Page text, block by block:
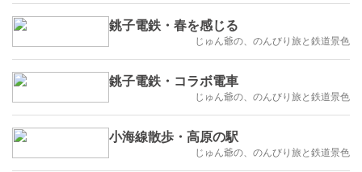
銚子電鉄・春を感じる
じゅん爺の、のんびり旅と鉄道景色
銚子電鉄・コラボ電車
じゅん爺の、のんびり旅と鉄道景色
小海線散歩・高原の駅
じゅん爺の、のんびり旅と鉄道景色